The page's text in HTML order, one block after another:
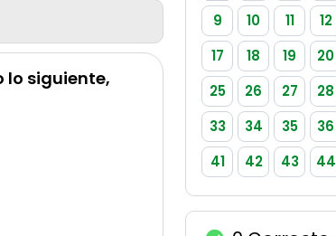
lo siguiente,
9
10 11 12
17
18 19 20
25
26 27 28
33
34 35 36
41
42 43 44